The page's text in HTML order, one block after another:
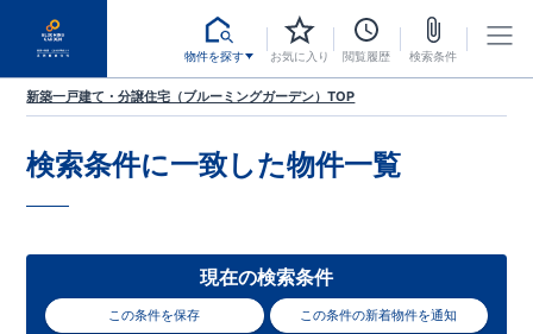
物件を探す お気に入り 閲覧履歴 検索条件
新築一戸建て・分譲住宅（ブルーミングガーデン）TOP
検索条件に一致した物件一覧
現在の検索条件
この条件を保存 この条件の新着物件を通知